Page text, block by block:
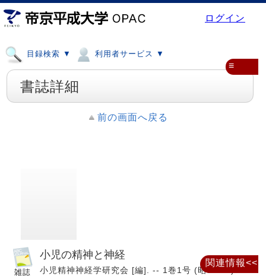
ログイン
目録検索 ▼ 利用者サービス ▼
≡
書誌詳細
前の画面へ戻る
小児の精神と神経
小児精神神経学研究会 [編]. -- 1巻1号 (昭35.11)-. --
関連情報<<